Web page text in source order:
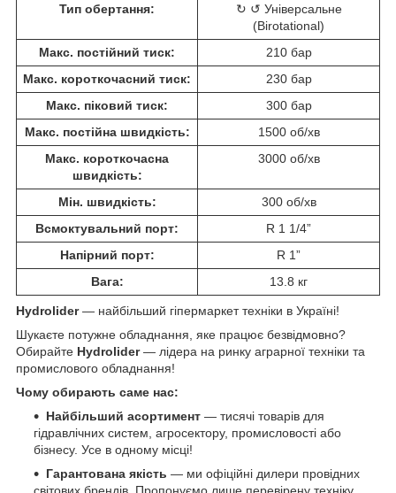
Тип обертання:
↻ ↺ Універсальне
(Birotational)
Макс. постійний тиск:
210 бар
Макс. короткочасний тиск:
230 бар
Макс. піковий тиск:
300 бар
Макс. постійна швидкість:
1500 об/хв
Макс. короткочасна
швидкість:
3000 об/хв
Мін. швидкість:
300 об/хв
Всмоктувальний порт:
R 1 1/4”
Напірний порт:
R 1”
Вага:
13.8 кг
Hydrolider— найбільший гіпермаркет техніки в Україні!
Шукаєте потужне обладнання, яке працює безвідмовно?
Обирайте Hydrolider— лідера на ринку аграрної техніки та
промислового обладнання!
Чому обирають саме нас:
Найбільший асортимент — тисячі товарів для
гідравлічних систем, агросектору, промисловості або
бізнесу. Усе в одному місці!
Гарантована якість — ми офіційні дилери провідних